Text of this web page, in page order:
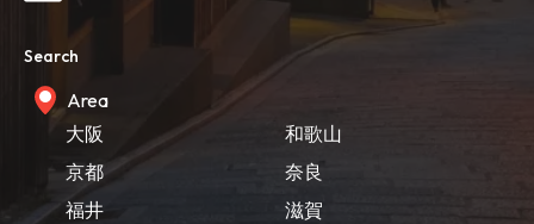
Search
Area
大阪
京都
福井
和歌山
奈良
滋賀